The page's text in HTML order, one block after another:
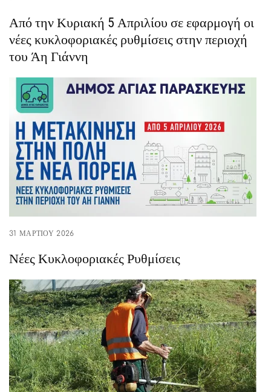
Από την Κυριακή 5 Απριλίου σε εφαρμογή οι
νέες κυκλοφοριακές ρυθμίσεις στην περιοχή
του Άη Γιάννη
31 ΜΑΡΤΊΟΥ 2026
Νέες Κυκλοφοριακές Ρυθμίσεις